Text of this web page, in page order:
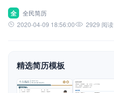
AI 优化简历
AI 翻译简历
AI 模拟面试
面试自我介绍
全
全民简历
2020-04-09 18:56:00
2929 阅读
精选简历模板